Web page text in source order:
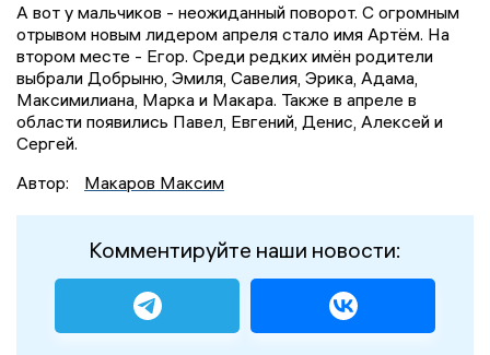
А вот у мальчиков - неожиданный поворот. С огромным
отрывом новым лидером апреля стало имя Артём. На
втором месте - Егор. Среди редких имён родители
выбрали Добрыню, Эмиля, Савелия, Эрика, Адама,
Максимилиана, Марка и Макара. Также в апреле в
области появились Павел, Евгений, Денис, Алексей и
Сергей.
Автор:
Макаров Максим
Комментируйте наши новости: